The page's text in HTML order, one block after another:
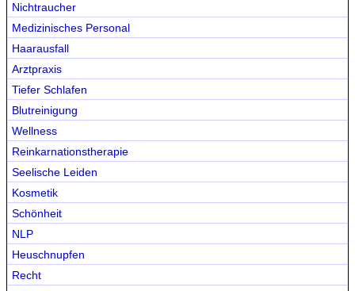
Nichtraucher
Medizinisches Personal
Haarausfall
Arztpraxis
Tiefer Schlafen
Blutreinigung
Wellness
Reinkarnationstherapie
Seelische Leiden
Kosmetik
Schönheit
NLP
Heuschnupfen
Recht